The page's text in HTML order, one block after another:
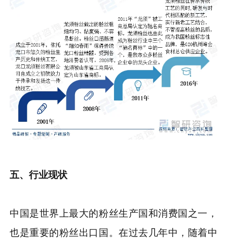
五、行业现状
中国是世界上最大的粉丝生产国和消费国之一，
也是重要的粉丝出口国。在过去几年中，随着中